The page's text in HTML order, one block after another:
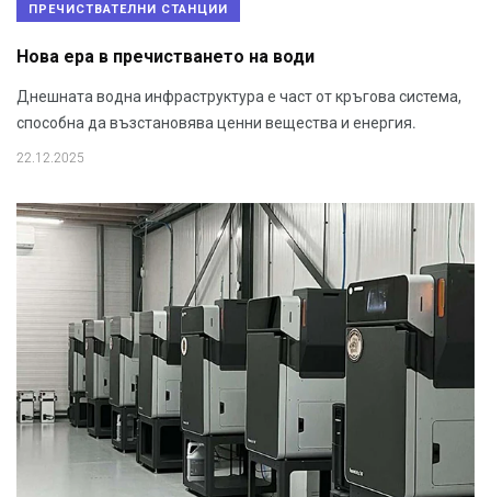
ПРЕЧИСТВАТЕЛНИ СТАНЦИИ
Нова ера в пречистването на води
Днешната водна инфраструктура е част от кръгова система,
способна да възстановява ценни вещества и енергия.
22.12.2025